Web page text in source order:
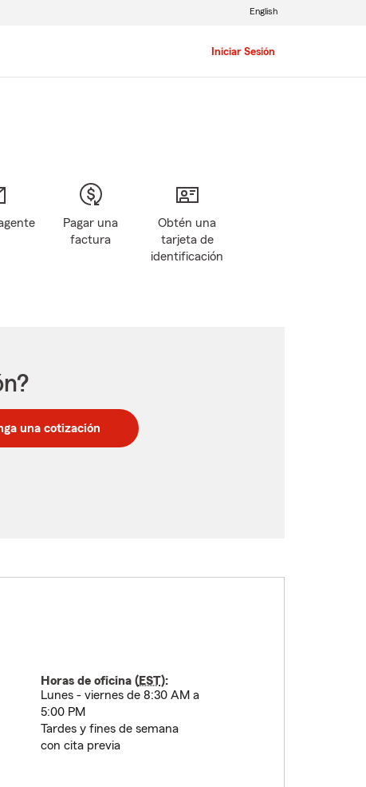
Iniciar Sesión
English
Pagar una
factura
Obtén una
tarjeta de
identificación
una cotización
Horas de oficina (EST):
Lunes - viernes de 8:30 AM a
5:00 PM
Tardes y fines de semana
con cita previa